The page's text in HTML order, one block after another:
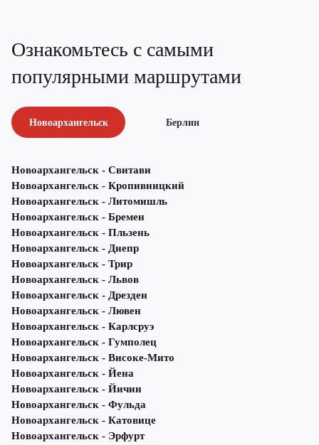
Ознакомьтесь с самыми
популярными маршрутами
Новоархангельск Берлин
Новоархангельск - Свитави
Новоархангельск - Кропивницкий
Новоархангельск - Литомишль
Новоархангельск - Бремен
Новоархангельск - Пльзень
Новоархангельск - Днепр
Новоархангельск - Трир
Новоархангельск - Львов
Новоархангельск - Дрезден
Новоархангельск - Лювен
Новоархангельск - Карлсруэ
Новоархангельск - Гумполец
Новоархангельск - Високе-Мито
Новоархангельск - Йена
Новоархангельск - Йичин
Новоархангельск - Фульда
Новоархангельск - Катовице
Новоархангельск - Эрфурт